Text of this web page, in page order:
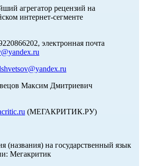
агрегатор рецензий на
интернет-сегменте
электронная почта
Максим Дмитриевич
(МЕГАКРИТИК.РУ)
(названия) на государственный язык
Мегакритик